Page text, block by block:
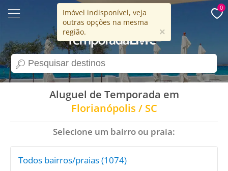
search
15 anos
0
Imóvel indisponível, veja
outras opções na mesma
região.
×
Aluguel de Temporada em
Florianópolis / SC
Selecione um bairro ou praia:
Todos bairros/praias (1074)